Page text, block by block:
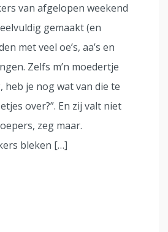
van afgelopen weekend
gemaakt (en
met veel oe’s, aa’s en
Zelfs m’n moedertje
heb je nog wat van die te
over?”. En zij valt niet
zeg maar.
bleken […]